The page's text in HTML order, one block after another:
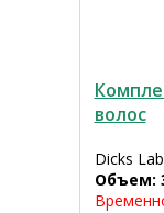
волос
Dicks
Объем: